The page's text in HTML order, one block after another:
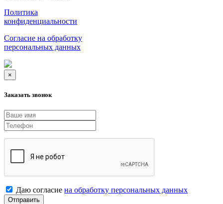
Политика
конфиденциальности
Согласие на обработку
персональных данных
×
Заказать звонок
Даю согласие на обработку персональных данных
Отправить